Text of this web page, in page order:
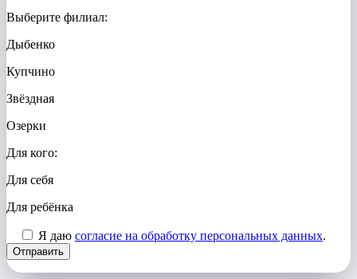
Выберите филиал:
Дыбенко
Купчино
Звёздная
Озерки
Для кого:
Для себя
Для ребёнка
Я даю согласие на обработку персональных данных.